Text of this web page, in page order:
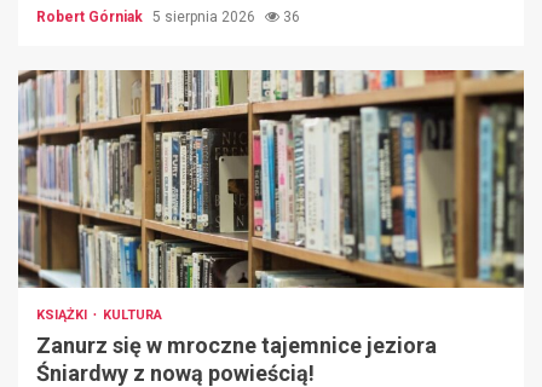
Robert Górniak 5 sierpnia 2026 36
KSIĄŻKI KULTURA
Zanurz się w mroczne tajemnice jeziora
Śniardwy z nową powieścią!